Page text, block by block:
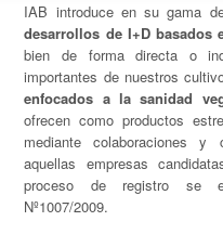
IAB introduce en su gama
desarrollos de I+D
bien de forma directa o
importantes de nuestros
enfocados a la sanidad
ofrecen como productos
mediante colaboraciones y
aquellas empresas
proceso de registro se
Nº1007/2009.